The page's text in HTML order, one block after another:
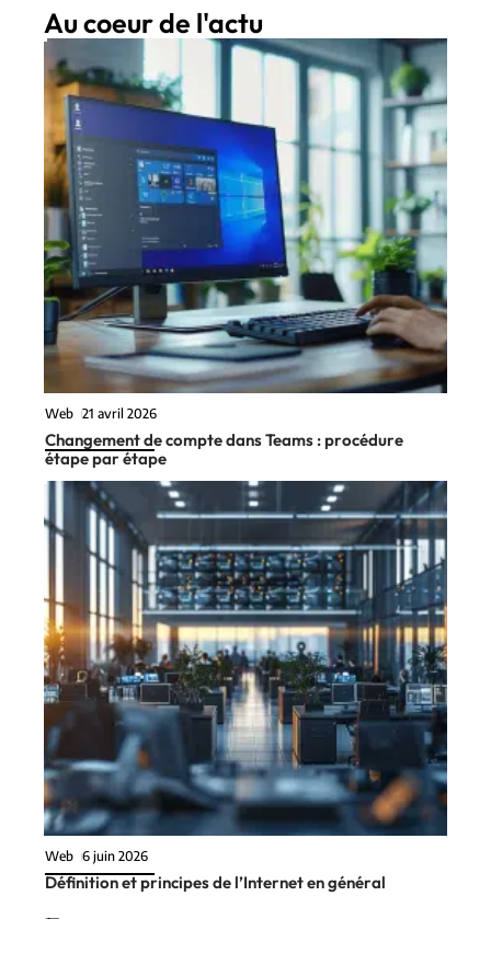
Au coeur de l'actu
Web 21 avril 2026
Changement de compte dans Teams : procédure
étape par étape
Web 6 juin 2026
Définition et principes de l’Internet en général
En vogue